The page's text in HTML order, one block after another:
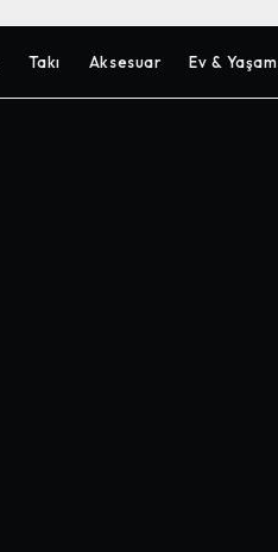
Takı Aksesuar Ev & Yaşam